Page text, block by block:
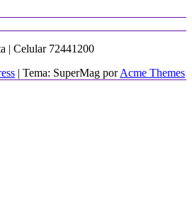
| Celular 72441200
| Tema: SuperMag porAcme Themes